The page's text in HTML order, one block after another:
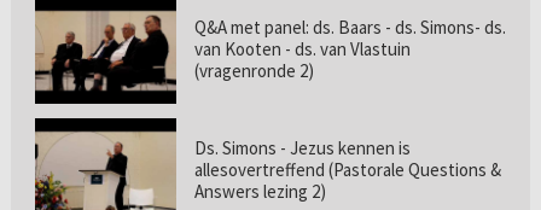
Q&A met panel: ds. Baars - ds. Simons- ds.
van Kooten - ds. van Vlastuin
(vragenronde 2)
Ds. Simons - Jezus kennen is
allesovertreffend (Pastorale Questions &
Answers lezing 2)